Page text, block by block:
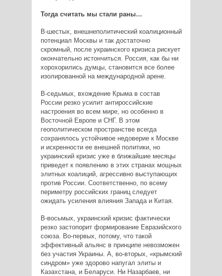
Тогда считать мы стали раны…
В-шестых, внешнеполитический коалиционный
потенциал Москвы и так достаточно
скромный, после украинского кризиса рискует
окончательно истончиться. Россия, как бы ни
хорохорились думцы, становится все более
изолированной на международной арене.
В-седьмых, вхождение Крыма в состав
России резко усилит антироссийские
настроения во всем мире, но особенно в
Восточной Европе и СНГ. В этом
геополитическом пространстве всегда
сохранялось устойчивое недоверие к Москве
и искренности ее внешней политики, но
украинский кризис уже в ближайшие месяцы
приведет к появлению в этих странах мощных
элитных коалиций, агрессивно выступающих
против России. Соответственно, по всему
периметру российских границ следует
ожидать усиления влияния Запада и Китая.
В-восьмых, украинский кризис фактически
резко застопорит формирование Евразийского
союза. Во-первых, потому, что такой
эффективный альянс в принципе невозможен
без участия Украины. А, во-вторых, «крымский
синдром» уже здорово напугал элиты и
Казахстана, и Беларуси. Ни Назарбаев, ни